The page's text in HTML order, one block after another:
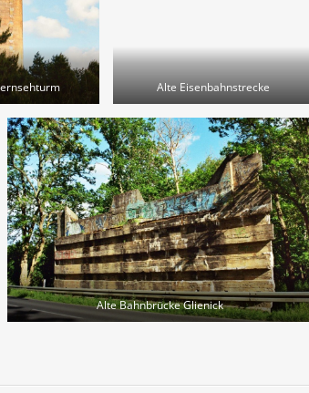
Alte Eisenbahnstrecke
Alte Bahnbrücke Glienick